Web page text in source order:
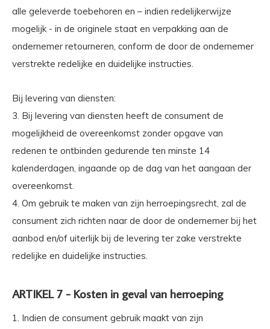
alle geleverde toebehoren en – indien redelijkerwijze
mogelijk - in de originele staat en verpakking aan de
ondernemer retourneren, conform de door de ondernemer
verstrekte redelijke en duidelijke instructies.
Bij levering van diensten:
3. Bij levering van diensten heeft de consument de
mogelijkheid de overeenkomst zonder opgave van
redenen te ontbinden gedurende ten minste 14
kalenderdagen, ingaande op de dag van het aangaan der
overeenkomst.
4. Om gebruik te maken van zijn herroepingsrecht, zal de
consument zich richten naar de door de ondernemer bij het
aanbod en/of uiterlijk bij de levering ter zake verstrekte
redelijke en duidelijke instructies.
ARTIKEL 7 - Kosten in geval van herroeping
1. Indien de consument gebruik maakt van zijn